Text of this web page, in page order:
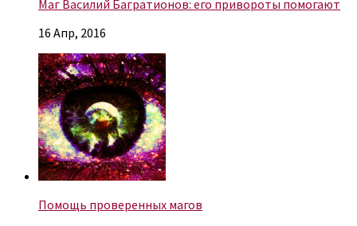
Маг Василий Багратионов: его привороты помогают
16 Апр, 2016
Помощь проверенных магов